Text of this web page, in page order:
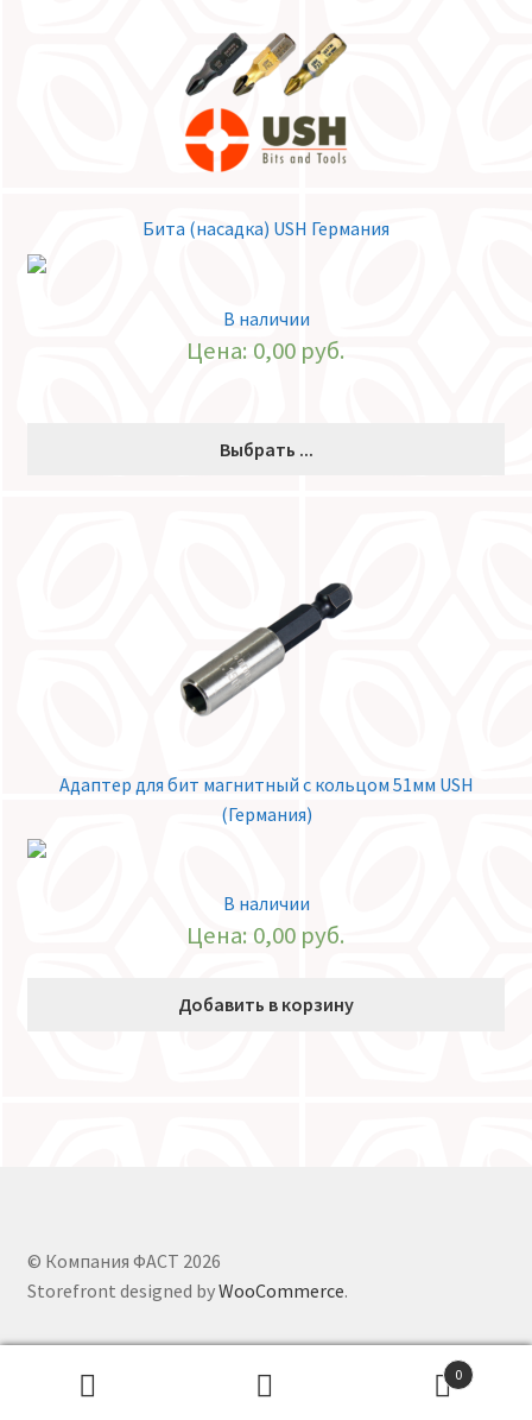
Бита (насадка) USH Германия
В наличии
Цена: 0,00 руб.
Выбрать ...
Адаптер для бит магнитный с кольцом 51мм USH
(Германия)
В наличии
Цена: 0,00 руб.
Добавить в корзину
© Компания ФАСТ 2026
Storefront designed byWooCommerce.
0